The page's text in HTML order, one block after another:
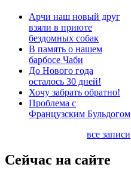
Арчи наш новый друг
взяли в приюте
бездомных собак
В память о нашем
барбосе Чаби
До Нового года
осталось 30 дней!
Хочу забрать обратно!
Проблема с
Французским Бульдогом
все записи
Сейчас на сайте